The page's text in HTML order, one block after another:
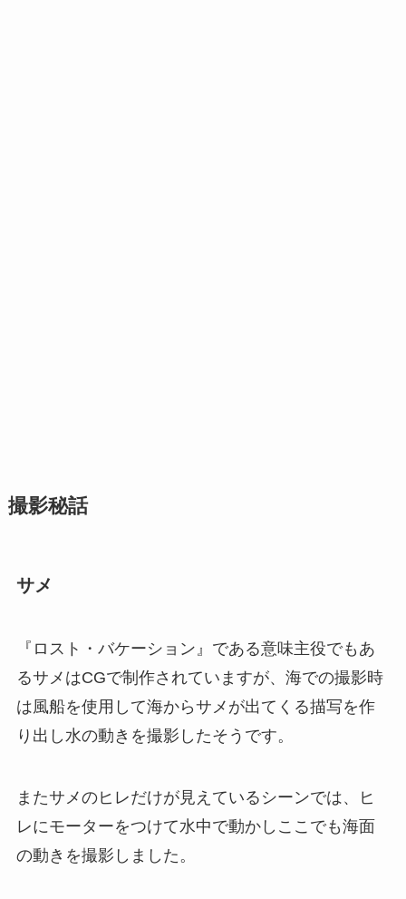
撮影秘話
サメ
『ロスト・バケーション』である意味主役でもあ
るサメはCGで制作されていますが、海での撮影時
は風船を使用して海からサメが出てくる描写を作
り出し水の動きを撮影したそうです。
またサメのヒレだけが見えているシーンでは、ヒ
レにモーターをつけて水中で動かしここでも海面
の動きを撮影しました。